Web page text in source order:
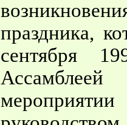
праздника,
сентября